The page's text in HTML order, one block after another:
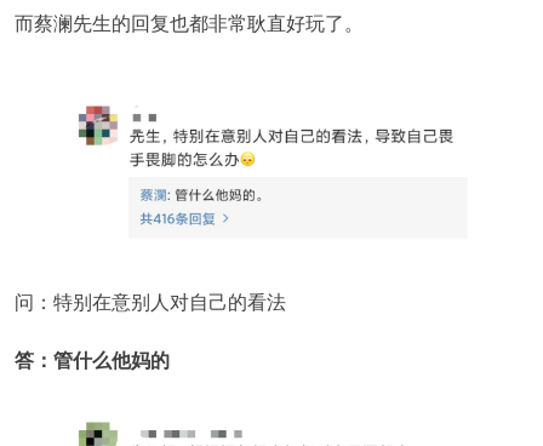
而蔡澜先生的回复也都非常耿直好玩了。
问：特别在意别人对自己的看法
答：管什么他妈的